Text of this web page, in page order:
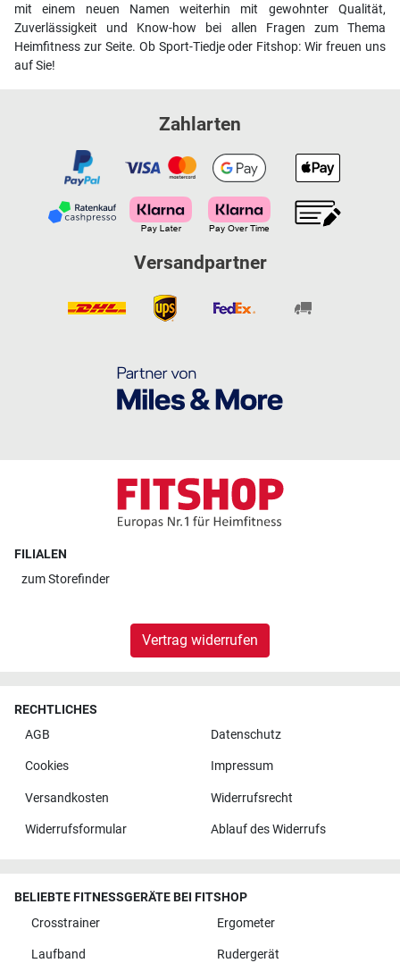
mit einem neuen Namen weiterhin mit gewohnter Qualität,
Zuverlässigkeit und Know-how bei allen Fragen zum Thema
Heimfitness zur Seite. Ob Sport-Tiedje oder Fitshop: Wir freuen uns
auf Sie!
Zahlarten
Versandpartner
FILIALEN
zumStorefinder
Vertrag widerrufen
RECHTLICHES
AGB
Datenschutz
Cookies Impressum
Versandkosten Widerrufsrecht
Widerrufsformular Ablauf des Widerrufs
BELIEBTE FITNESSGERÄTE BEI FITSHOP
Crosstrainer
Ergometer
Laufband Rudergerät